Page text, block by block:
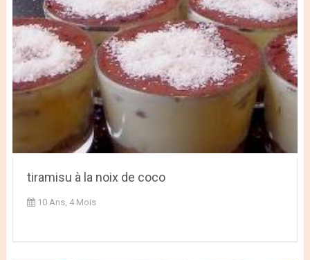
tiramisu à la noix de coco
10 Ans, 4 Mois